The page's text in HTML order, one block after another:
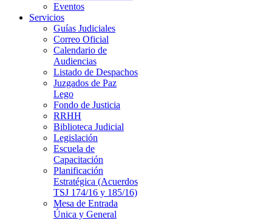
Eventos
Servicios
Guías Judiciales
Correo Oficial
Calendario de
Audiencias
Listado de Despachos
Juzgados de Paz
Lego
Fondo de Justicia
RRHH
Biblioteca Judicial
Legislación
Escuela de
Capacitación
Planificación
Estratégica (Acuerdos
TSJ 174/16 y 185/16)
Mesa de Entrada
Única y General